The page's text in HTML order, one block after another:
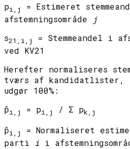
pi,j = Estimeret
afstemningsområde
j
s21,i,j = Stemmeandel i
ved KV21
Herefter normaliseres
tværs af kandidatlister,
udgør 100%:
p̂i,j = pi,j / Σ pk,j
p̂i,j
= Normaliseret
parti i i